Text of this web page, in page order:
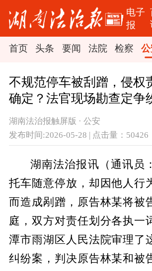
电子
报
首页 头条 要闻 法院 检察
不规范停车被刮蹭，侵权
确定？法官现场勘查定争
湖南法治报触屏版 · 公安
发布时间:2026-05-28 | 点击量：50426
湖南法治报讯（通讯员
托车随意停放，却因他人行
而造成剐蹭，原告林某将被
庭，双方对责任划分各执一
潭市雨湖区人民法院审理了
纠纷案，判决原告林某和被